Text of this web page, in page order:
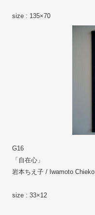
size : 135×70
G16
「自在心」
岩本ちえ子 / Iwamoto Chieko
size : 33×12